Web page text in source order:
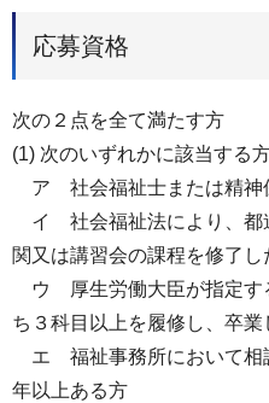
応募資格
次の２点を全て満たす方
(1) 次のいずれかに該当する
ア 社会福祉士または精神
イ 社会福祉法により、都
関又は講習会の課程を修了し
ウ 厚生労働大臣が指定す
ち３科目以上を履修し、卒業
エ 福祉事務所において相
年以上ある方